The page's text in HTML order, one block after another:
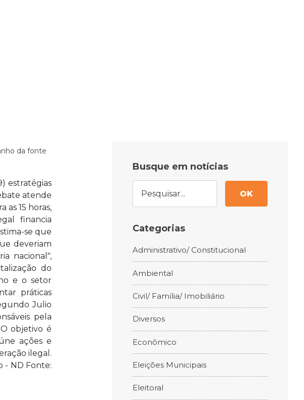
da fonte
estratégias
atende
as 15 horas,
financia
se que
deveriam
nacional",
do
e o setor
práticas
Julio
pela
objetivo é
ações e
ilegal.
- ND Fonte:
Busque em notícias
OK
Categorias
Administrativo/ Constitucional
Ambiental
Civil/ Família/ Imobiliário
Diversos
Econômico
Eleições Municipais
Eleitoral